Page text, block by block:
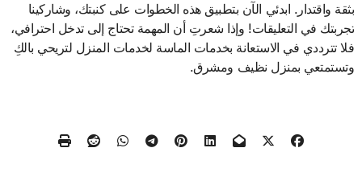
بثقة واقتدار. ابدئي الآن بتطبيق هذه الخطوات على كنبتك، وشاركينا
تجربتك في التعليقات! وإذا شعرتِ أن المهمة تحتاج إلى تدخل احترافي،
فلا تترددي في الاستعانة بخدمات الماسة لخدمات المنزل لتريحي بالكِ
وتستمتعي بمنزل نظيف ومشرق.